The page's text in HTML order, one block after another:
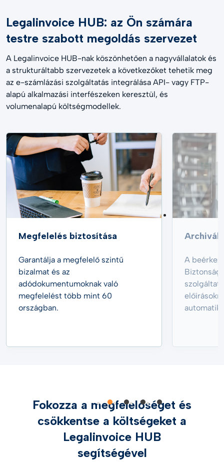
Legalinvoice HUB: az Ön számára
testre szabott megoldás szervezet
A Legalinvoice HUB-nak köszönhetően a nagyvállalatok és
a strukturáltabb szervezetek a következőket tehetik meg
az e-számlázási szolgáltatás integrálása API- vagy FTP-
alapú alkalmazási interfészeken keresztül, és
volumenalapú költségmodellek.
Megfelelés biztosítása
Garantálja a megfelelő szintű
bizalmat és az
adódokumentumoknak való
megfelelést több mint 60
országban.
A
Fokozza a megfelelőséget és
csökkentse a költségeket a
Legalinvoice HUB
segítségével